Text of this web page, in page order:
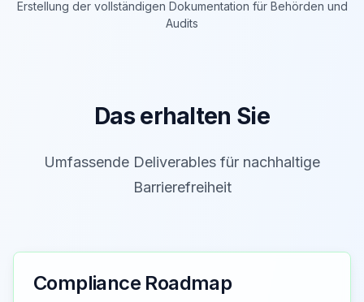
Erstellung der vollständigen Dokumentation für Behörden und
Audits
Das erhalten Sie
Umfassende Deliverables für nachhaltige
Barrierefreiheit
Compliance Roadmap